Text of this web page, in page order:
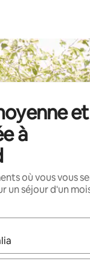
et
à
où vous vous
un séjour d'un
utilisez les